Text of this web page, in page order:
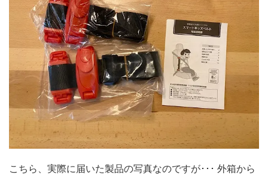
こちら、実際に届いた製品の写真なのですが･･･ 外箱から